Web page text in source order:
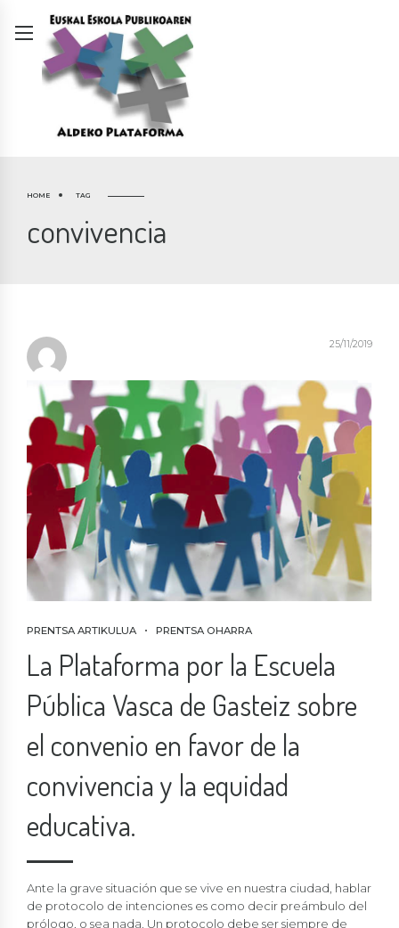
HOME TAG
convivencia
25/11/2019
PRENTSA ARTIKULUA PRENTSA OHARRA
La Plataforma por la Escuela
Pública Vasca de Gasteiz sobre
el convenio en favor de la
convivencia y la equidad
educativa.
Ante la grave situación que se vive en nuestra ciudad, hablar
de protocolo de intenciones es como decir preámbulo del
prólogo, o sea nada. Un protocolo debe ser siempre de